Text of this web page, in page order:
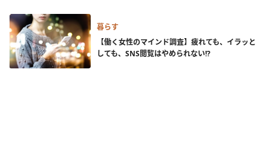
暮らす
【働く女性のマインド調査】疲れても、イラッと
しても、SNS閲覧はやめられない!?